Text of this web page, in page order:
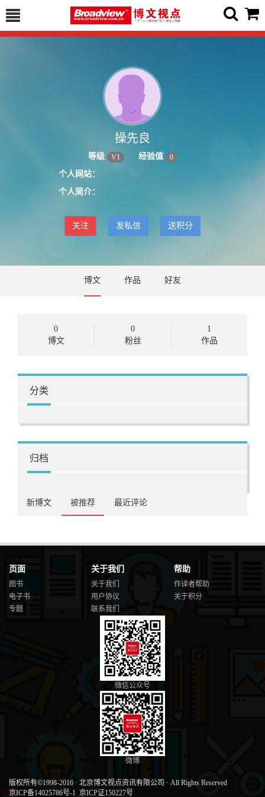
操先良
等级 V1 经验值 0
个人网站：
个人简介：
关注 发私信 送积分
博文 作品 好友
0
博文
0
粉丝
1
作品
分类
归档
新博文 被推荐 最近评论
页面
图书
电子书
专题
关于我们
关于我们
用户协议
联系我们
帮助
作译者帮助
关于积分
微信公众号
微博
版权所有©1998-2016 · 北京博文视点资讯有限公司 · All Rights Reserved
京ICP备14025786号-1 京ICP证150227号